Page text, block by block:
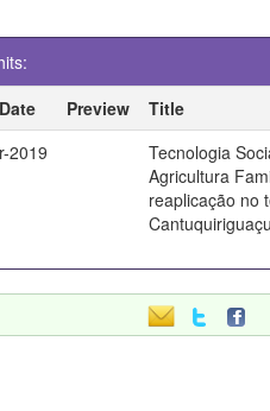
Preview Title
2019
Tecnologia
Agricultura
reaplicação no